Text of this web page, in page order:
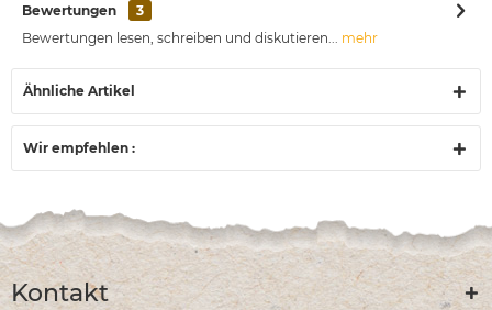
Bewertungen
3
Bewertungen lesen, schreiben und diskutieren... mehr
Ähnliche Artikel
Wir empfehlen :
Kontakt